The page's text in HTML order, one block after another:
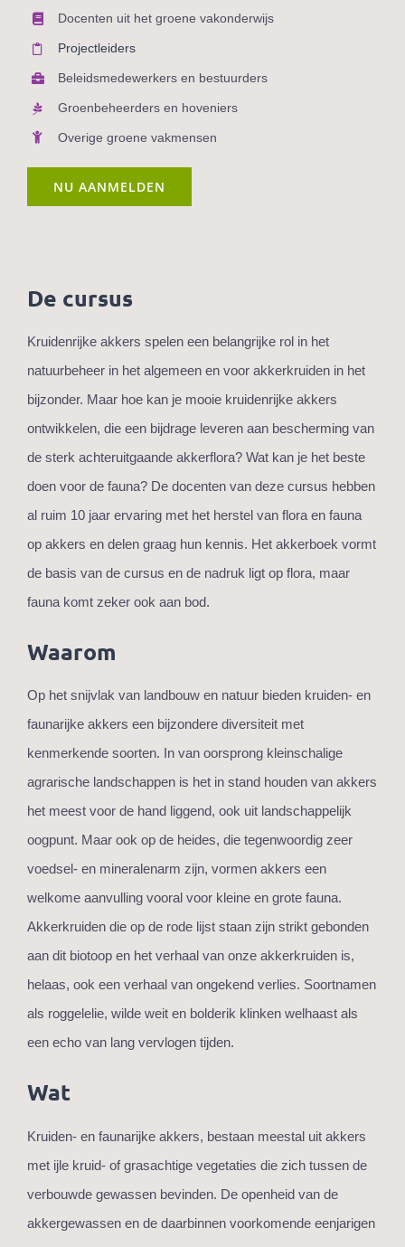
Docenten uit het groene vakonderwijs
Projectleiders
Beleidsmedewerkers en bestuurders
Groenbeheerders en hoveniers
Overige groene vakmensen
NU AANMELDEN
De cursus
Kruidenrijke akkers spelen een belangrijke rol in het
natuurbeheer in het algemeen en voor akkerkruiden in het
bijzonder. Maar hoe kan je mooie kruidenrijke akkers
ontwikkelen, die een bijdrage leveren aan bescherming van
de sterk achteruitgaande akkerflora? Wat kan je het beste
doen voor de fauna? De docenten van deze cursus hebben
al ruim 10 jaar ervaring met het herstel van flora en fauna
op akkers en delen graag hun kennis. Het akkerboek vormt
de basis van de cursus en de nadruk ligt op flora, maar
fauna komt zeker ook aan bod.
Waarom
Op het snijvlak van landbouw en natuur bieden kruiden- en
faunarijke akkers een bijzondere diversiteit met
kenmerkende soorten. In van oorsprong kleinschalige
agrarische landschappen is het in stand houden van akkers
het meest voor de hand liggend, ook uit landschappelijk
oogpunt. Maar ook op de heides, die tegenwoordig zeer
voedsel- en mineralenarm zijn, vormen akkers een
welkome aanvulling vooral voor kleine en grote fauna.
Akkerkruiden die op de rode lijst staan zijn strikt gebonden
aan dit biotoop en het verhaal van onze akkerkruiden is,
helaas, ook een verhaal van ongekend verlies. Soortnamen
als roggelelie, wilde weit en bolderik klinken welhaast als
een echo van lang vervlogen tijden.
Wat
Kruiden- en faunarijke akkers, bestaan meestal uit akkers
met ijle kruid- of grasachtige vegetaties die zich tussen de
verbouwde gewassen bevinden. De openheid van de
akkergewassen en de daarbinnen voorkomende eenjarigen